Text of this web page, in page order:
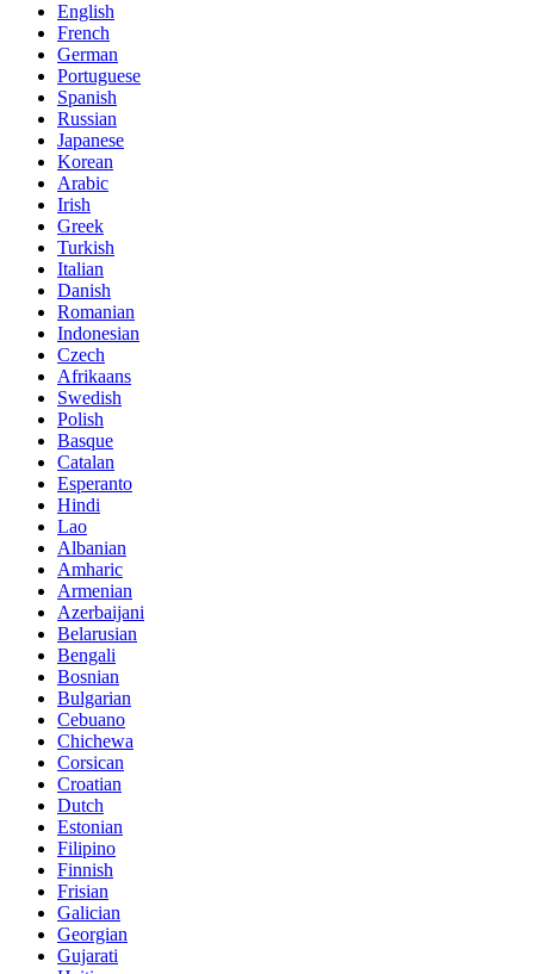
English
French
German
Portuguese
Spanish
Russian
Japanese
Korean
Arabic
Irish
Greek
Turkish
Italian
Danish
Romanian
Indonesian
Czech
Afrikaans
Swedish
Polish
Basque
Catalan
Esperanto
Hindi
Lao
Albanian
Amharic
Armenian
Azerbaijani
Belarusian
Bengali
Bosnian
Bulgarian
Cebuano
Chichewa
Corsican
Croatian
Dutch
Estonian
Filipino
Finnish
Frisian
Galician
Georgian
Gujarati